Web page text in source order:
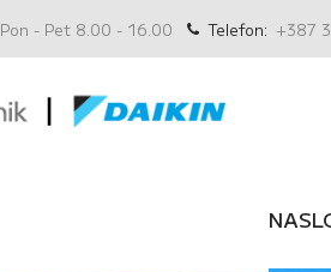
Pon - Pet 8.00 - 16.00 Telefon: +387